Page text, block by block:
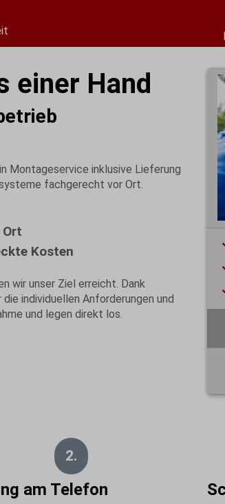
einer Hand
Montageservice inklusive Lieferung
fachgerecht vor Ort.
Kosten
wir unser Ziel erreicht. Dank
individuellen Anforderungen und
und legen direkt los.
2.
am Telefon